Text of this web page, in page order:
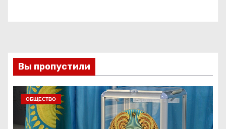
Вы пропустили
ОБЩЕСТВО